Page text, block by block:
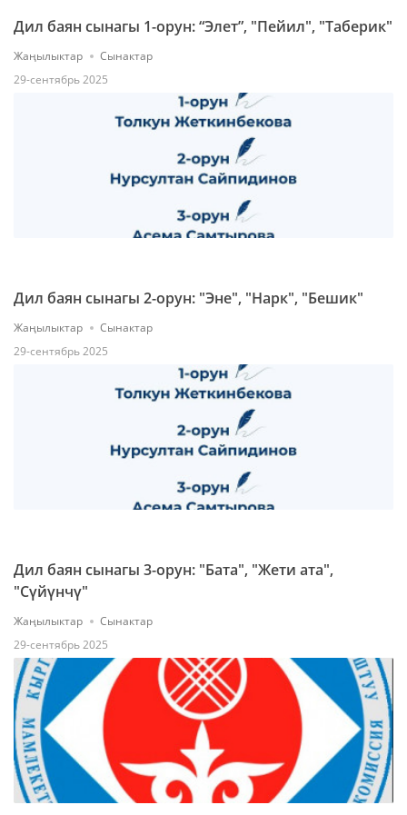
Дил баян сынагы 1-орун: “Элет”, "Пейил", "Таберик"
Жаңылыктар
Сынактар
29-сентябрь 2025
Дил баян сынагы 2-орун: "Эне", "Нарк", "Бешик"
Жаңылыктар
Сынактар
29-сентябрь 2025
Дил баян сынагы 3-орун: "Бата", "Жети ата",
"Сүйүнчү"
Жаңылыктар
Сынактар
29-сентябрь 2025